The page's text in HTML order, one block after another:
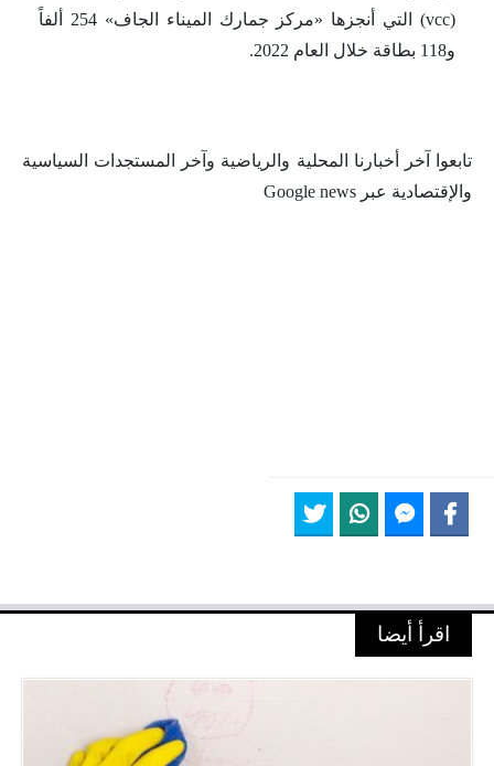
(vcc) التي أنجزها «مركز جمارك الميناء الجاف» 254 ألفاً
و118 بطاقة خلال العام 2022.
تابعوا آخر أخبارنا المحلية والرياضية وآخر المستجدات السياسية
والإقتصادية عبر Google news
اقرأ أيضا